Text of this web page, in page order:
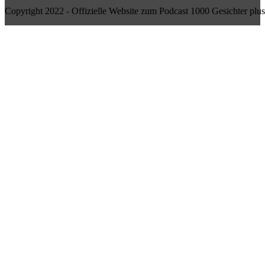
Copyright 2022 - Offizielle Website zum Podcast 1000 Gesichter